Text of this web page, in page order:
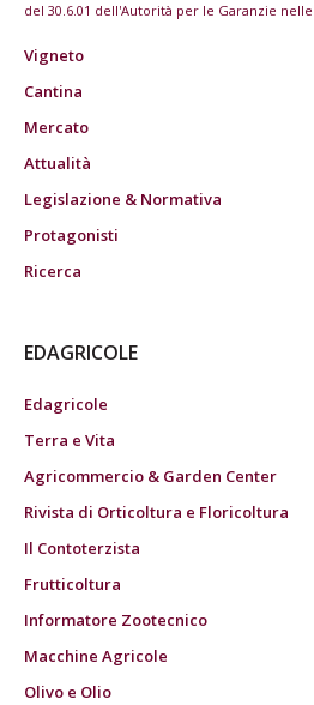
del 30.6.01 dell'Autorità per le Garanzie
Vigneto
Cantina
Mercato
Attualità
Legislazione & Normativa
Protagonisti
Ricerca
EDAGRICOLE
Edagricole
Terra e Vita
Agricommercio & Garden Center
Rivista di Orticoltura e Floricoltura
Il Contoterzista
Frutticoltura
Informatore Zootecnico
Macchine Agricole
Olivo e Olio